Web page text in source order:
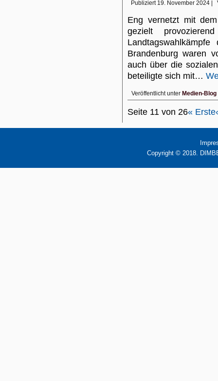
Publiziert 19. November 2024
Eng vernetzt mit
gezielt
Brandenburg waren
auch über die
beteiligte sich mit…
Veröffentlicht unter Medien-Blog
Seite 11 von 26« Erste
Copyright © 2018.